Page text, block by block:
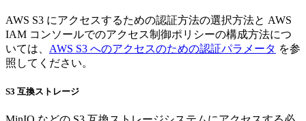
AWS S3 にアクセスするための認証方法の選択方法と AWS
IAM コンソールでのアクセス制御ポリシーの構成方法につ
いては、 AWS S3 へのアクセスのための認証パラメータ を参
照してください。
S3 互換ストレージ